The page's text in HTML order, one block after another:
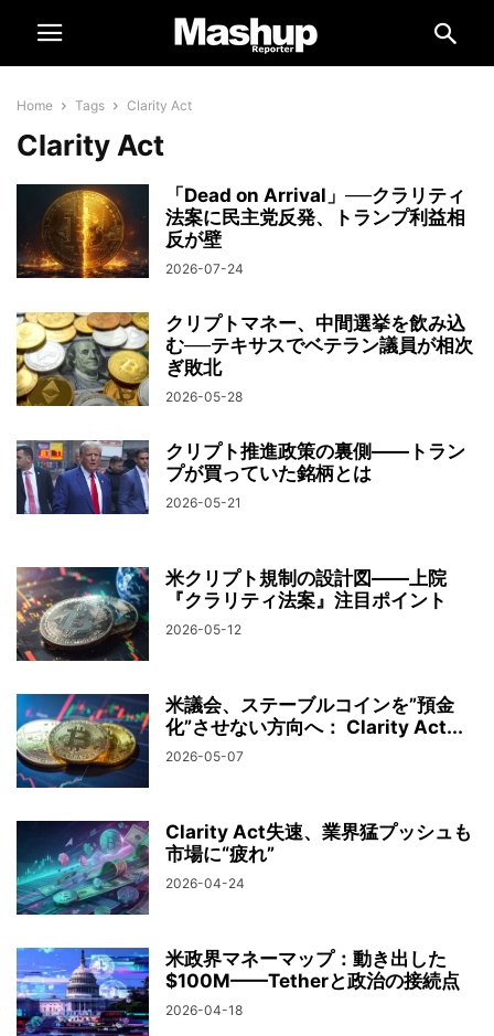
Home Tags Clarity Act
Clarity Act
「Dead on Arrival」──クラリティ
法案に民主党反発、トランプ利益相
反が壁
2026-07-24
クリプトマネー、中間選挙を飲み込
む──テキサスでベテラン議員が相次
ぎ敗北
2026-05-28
クリプト推進政策の裏側――トラン
プが買っていた銘柄とは
2026-05-21
米クリプト規制の設計図――上院
『クラリティ法案』注目ポイント
2026-05-12
米議会、ステーブルコインを”預金
化”させない方向へ： Clarity Act...
2026-05-07
Clarity Act失速、業界猛プッシュも
市場に“疲れ”
2026-04-24
米政界マネーマップ：動き出した
$100M——Tetherと政治の接続点
2026-04-18